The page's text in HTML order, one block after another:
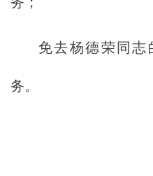
免去杨德荣同
务。